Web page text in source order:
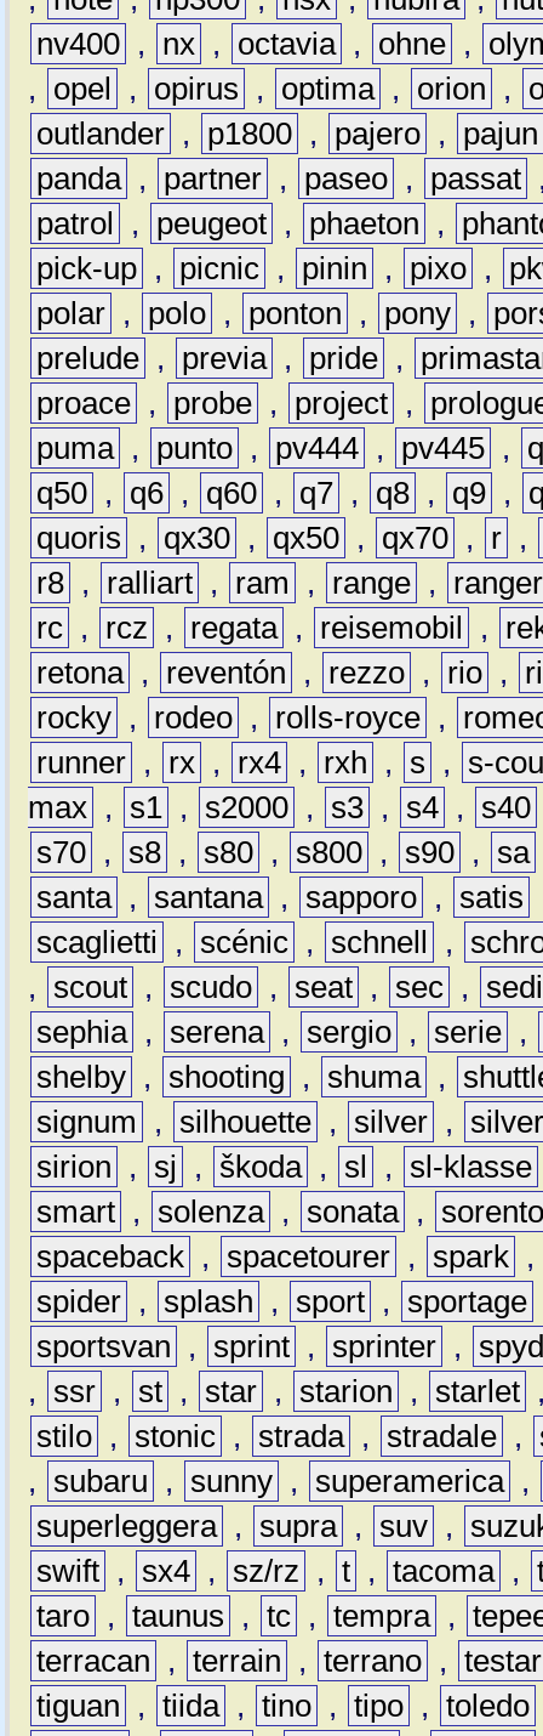
nv400 , nx , octavia , ohne ,
,
opel , opirus , optima , orion ,
outlander , p1800 , pajero ,
pajun
panda , partner , paseo , passat
patrol
, peugeot , phaeton ,
pick-up , picnic , pinin , pixo ,
polar , polo , ponton , pony ,
prelude , previa , pride ,
proace , probe , project ,
puma , punto , pv444 , pv445 ,
q50 , q6 , q60 , q7 , q8 , q9 ,
quoris
, qx30 , qx50 , qx70 , r ,
r8 , ralliart , ram , range ,
ranger
rc , rcz , regata , reisemobil ,
retona , reventón , rezzo , rio ,
rocky , rodeo , rolls-royce ,
runner , rx , rx4 , rxh , s ,
s-
max , s1 , s2000 , s3 , s4 , s40
s70 , s8 , s80 , s800 , s90 , sa
santa , santana , sapporo , satis
scaglietti
, scénic , schnell ,
,
scout , scudo , seat , sec ,
sephia , serena , sergio , serie ,
shelby , shooting , shuma ,
signum
, silhouette , silver ,
sirion
, sj , škoda , sl , sl-klasse
smart , solenza , sonata ,
spaceback , spacetourer , spark ,
spider , splash , sport , sportage
sportsvan
, sprint , sprinter ,
,
ssr , st , star , starion , starlet
stilo , stonic , strada , stradale ,
,
subaru , sunny , superamerica ,
superleggera , supra , suv ,
swift , sx4 , sz/rz , t , tacoma ,
taro , taunus , tc , tempra ,
terracan
, terrain , terrano ,
tiguan
, tiida , tino , tipo , toledo